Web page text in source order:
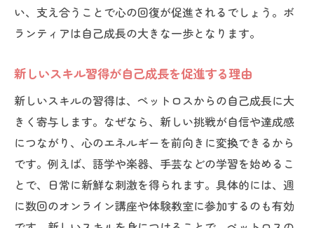
い、支え合うことで心の回復が促進されるでしょう。ボ
ランティアは自己成長の大きな一歩となります。
新しいスキル習得が自己成長を促進する理由
新しいスキルの習得は、ペットロスからの自己成長に大
きく寄与します。なぜなら、新しい挑戦が自信や達成感
につながり、心のエネルギーを前向きに変換できるから
です。例えば、語学や楽器、手芸などの学習を始めるこ
とで、日常に新鮮な刺激を得られます。具体的には、週
に数回のオンライン講座や体験教室に参加するのも有効